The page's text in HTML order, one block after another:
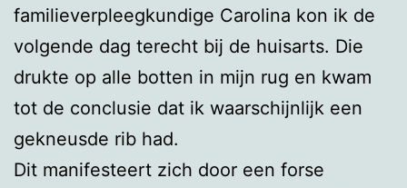
familieverpleegkundige Carolina kon ik de
volgende dag terecht bij de huisarts. Die
drukte op alle botten in mijn rug en kwam
tot de conclusie dat ik waarschijnlijk een
gekneusde rib had.
Dit manifesteert zich door een forse